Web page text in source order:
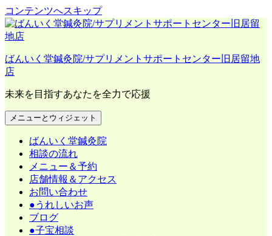
コンテンツへスキップ
ばんいく堂鍼灸院/サプリメントサポートセンター旧居留地
店
未来を目指すあなたを全力で応援
メニューとウィジェット
ばんいく堂鍼灸院
相談の流れ
メニュー＆予約
店舗情報＆アクセス
お問い合わせ
●うれしいお声
ブログ
●子宝相談